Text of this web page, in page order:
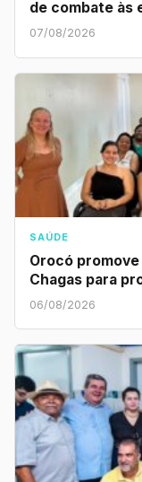
de combate às
07/08/2026
SAÚDE
Orocó
Chagas para
06/08/2026